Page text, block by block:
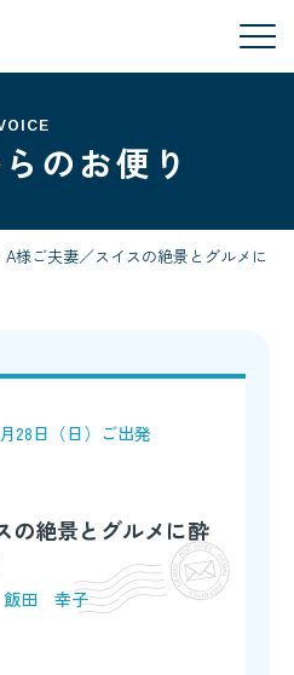
のお便り
A様ご夫妻／スイスの絶景とグルメに
28日（日）ご出発
の絶景とグルメに酔
飯田 幸子